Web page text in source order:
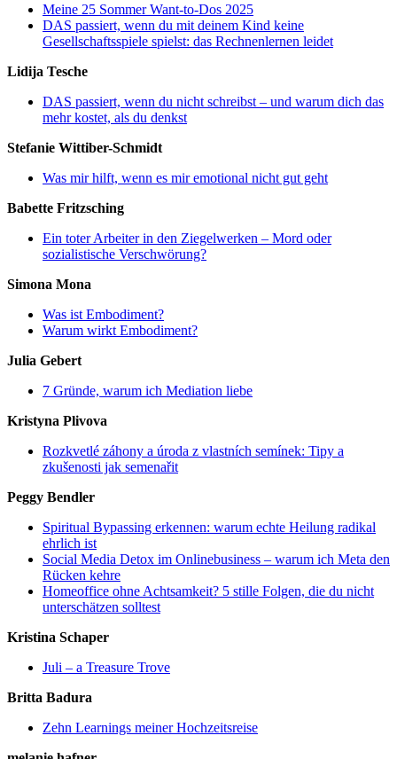
Meine 25 Sommer Want-to-Dos 2025
DAS passiert, wenn du mit deinem Kind keine
Gesellschaftsspiele spielst: das Rechnenlernen leidet
Lidija Tesche
DAS passiert, wenn du nicht schreibst – und warum dich das
mehr kostet, als du denkst
Stefanie Wittiber-Schmidt
Was mir hilft, wenn es mir emotional nicht gut geht
Babette Fritzsching
Ein toter Arbeiter in den Ziegelwerken – Mord oder
sozialistische Verschwörung?
Simona Mona
Was ist Embodiment?
Warum wirkt Embodiment?
Julia Gebert
7 Gründe, warum ich Mediation liebe
Kristyna Plivova
Rozkvetlé záhony a úroda z vlastních semínek: Tipy a
zkušenosti jak semenařit
Peggy Bendler
Spiritual Bypassing erkennen: warum echte Heilung radikal
ehrlich ist
Social Media Detox im Onlinebusiness – warum ich Meta den
Rücken kehre
Homeoffice ohne Achtsamkeit? 5 stille Folgen, die du nicht
unterschätzen solltest
Kristina Schaper
Juli – a Treasure Trove
Britta Badura
Zehn Learnings meiner Hochzeitsreise